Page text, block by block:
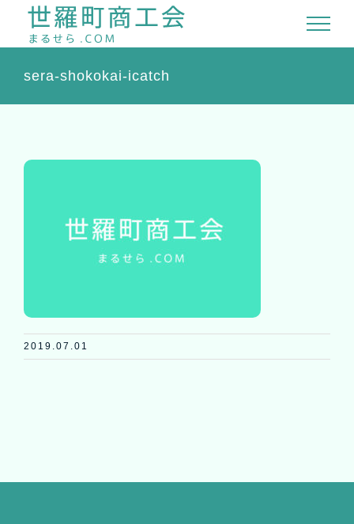
Skip
sera-shokokai-icatch
2019.07.01